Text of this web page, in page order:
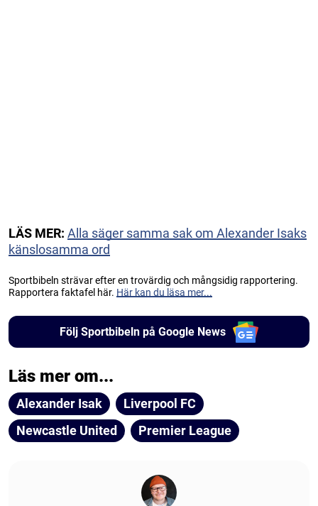
LÄS MER: Alla säger samma sak om Alexander Isaks
känslosamma ord
Sportbibeln strävar efter en trovärdig och mångsidig rapportering.
Rapportera faktafel här. Här kan du läsa mer...
Följ Sportbibeln på Google News
Läs mer om...
Alexander Isak
Liverpool FC
Newcastle United
Premier League